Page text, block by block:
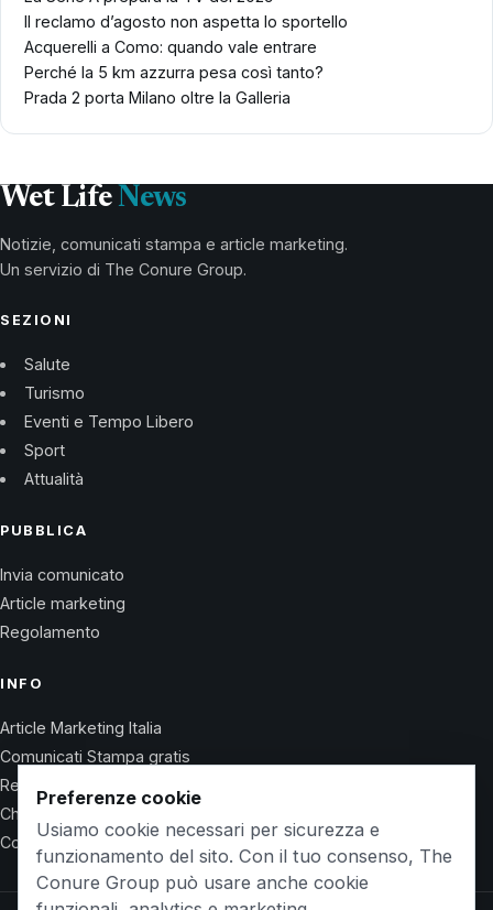
Il reclamo d’agosto non aspetta lo sportello
Acquerelli a Como: quando vale entrare
Perché la 5 km azzurra pesa così tanto?
Prada 2 porta Milano oltre la Galleria
Wet Life News
Notizie, comunicati stampa e article marketing.
Un servizio di The Conure Group.
SEZIONI
Salute
Turismo
Eventi e Tempo Libero
Sport
Attualità
PUBBLICA
Invia comunicato
Article marketing
Regolamento
INFO
Article Marketing Italia
Comunicati Stampa gratis
Regolamento
Chi Siamo
Contatti
Preferenze cookie
Usiamo cookie necessari per sicurezza e
funzionamento del sito. Con il tuo consenso, The
Conure Group può usare anche cookie